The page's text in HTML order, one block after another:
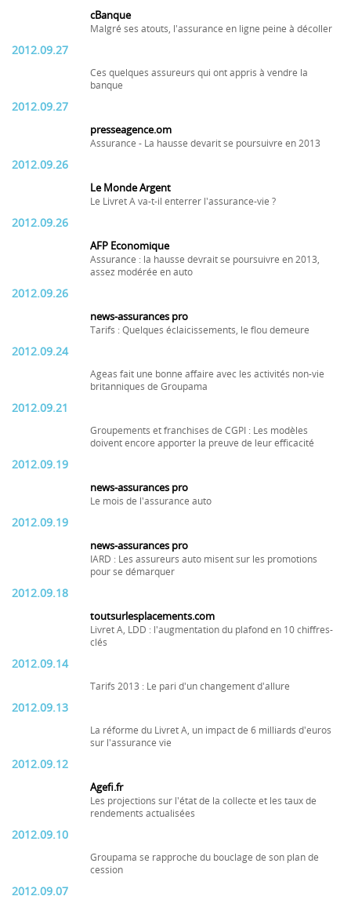
cBanque
Malgré ses atouts, l'assurance en ligne peine à décoller
2012.09.27
Ces quelques assureurs qui ont appris à vendre la
banque
2012.09.27
presseagence.om
Assurance - La hausse devarit se poursuivre en 2013
2012.09.26
Le Monde Argent
Le Livret A va-t-il enterrer l'assurance-vie ?
2012.09.26
AFP Economique
Assurance : la hausse devrait se poursuivre en 2013,
assez modérée en auto
2012.09.26
news-assurances pro
Tarifs : Quelques éclaicissements, le flou demeure
2012.09.24
Ageas fait une bonne affaire avec les activités non-vie
britanniques de Groupama
2012.09.21
Groupements et franchises de CGPI : Les modèles
doivent encore apporter la preuve de leur efficacité
2012.09.19
news-assurances pro
Le mois de l'assurance auto
2012.09.19
news-assurances pro
IARD : Les assureurs auto misent sur les promotions
pour se démarquer
2012.09.18
toutsurlesplacements.com
Livret A, LDD : l'augmentation du plafond en 10 chiffres-
clés
2012.09.14
Tarifs 2013 : Le pari d'un changement d'allure
2012.09.13
La réforme du Livret A, un impact de 6 milliards d'euros
sur l'assurance vie
2012.09.12
Agefi.fr
Les projections sur l'état de la collecte et les taux de
rendements actualisées
2012.09.10
Groupama se rapproche du bouclage de son plan de
cession
2012.09.07